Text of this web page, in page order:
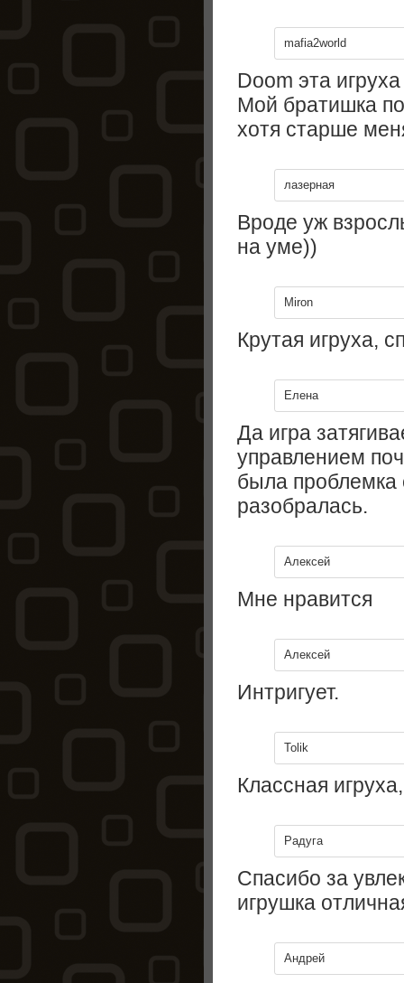
mafia2world
Doom эта
Мой братишка
хотя старше
лазерная
Вроде уж
на уме))
Miron
Крутая игруха,
Елена
Да игра
управлением
была проблемка
разобралась.
Алексей
Мне нравится
Алексей
Интригует.
Tolik
Классная
Радуга
Спасибо за
игрушка
Андрей